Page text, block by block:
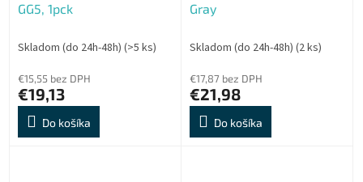
GG5, 1pck
Skladom (do 24h-48h) (>5 ks)
€15,55 bez DPH
€19,13
Do košíka
Gray
Skladom (do 24h-48h) (2 ks)
€17,87 bez DPH
€21,98
Do košíka